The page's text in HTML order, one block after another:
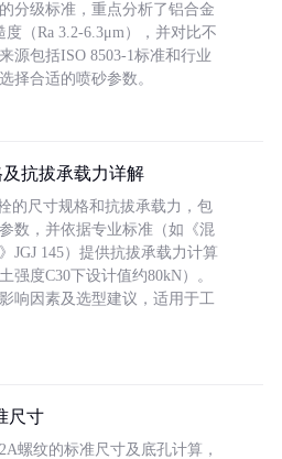
分级标准，重点分析了铝合金
（Ra 3.2-6.3μm），并对比不
源包括ISO 8503-1标准和行业
择合适的喷砂参数。
抗拔承载力详解
的尺寸规格和抗拔承载力，包
数，并依据专业标准（如《混
JGJ 145）提供抗拔承载力计算
强度C30下设计值约80kN）。
响因素及选型建议，适用于工
尺寸
螺纹的标准尺寸及底孔计算，